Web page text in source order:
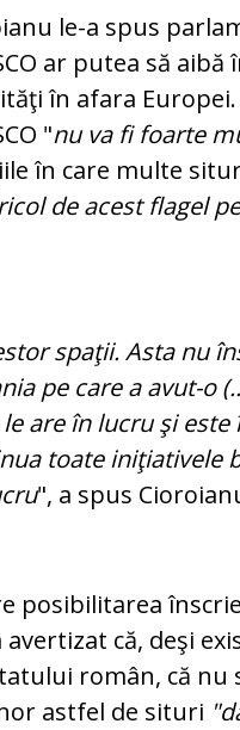
le-a spus
ar putea să
în afara Europei.
"nu va fi foarte
în care multe
de acest flagel
spaţii. Asta nu
pe care a avut-o
are în lucru şi
toate iniţiativele
", a spus
posibilitarea
avertizat că, deşi
român, că nu
astfel de situri